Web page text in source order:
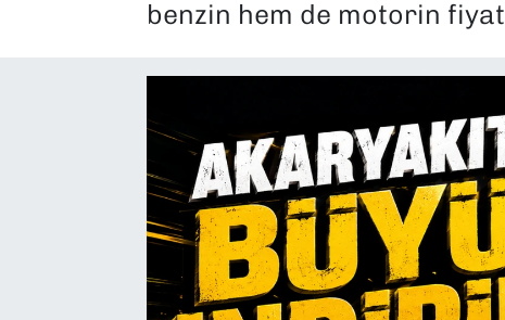
benzin hem de motorin
YEREL YÖNETİMLER